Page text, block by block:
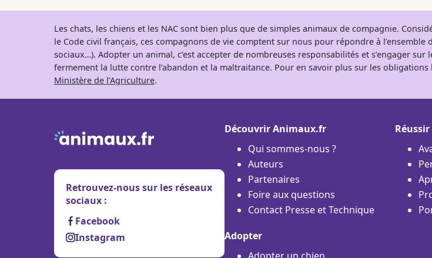
Les chats, les chiens et les NAC sont bien plus que de simples animaux de compagnie.
le Code civil français, ces compagnons de vie comptent sur nous pour répondre à
sociaux…). Adopter un animal, c’est accepter de nombreuses responsabilités et s’engager
fermement la lutte contre l’abandon et la maltraitance. Pour en savoir plus sur les
Ministère de l’Agriculture.
Retrouvez-nous sur les réseaux
sociaux :
Facebook
Instagram
Découvrir Animaux.fr
Qui sommes-nous ?
Auteurs
Partenaires
Foire aux questions
Contact Presse et Technique
Adopter
Adopter un chien